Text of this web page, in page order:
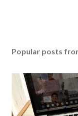
Popular posts